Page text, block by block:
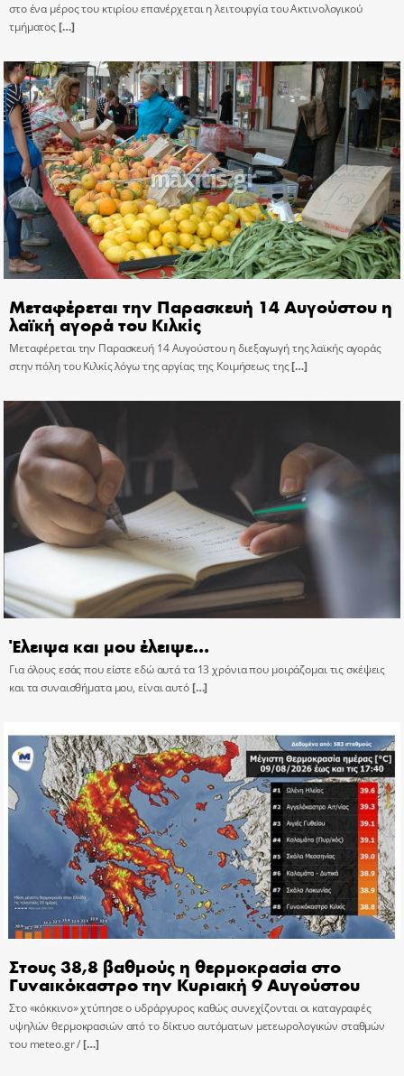
στο ένα μέρος του κτιρίου επανέρχεται η λειτουργία του Ακτινολογικού
τμήματος[…]
Μεταφέρεται την Παρασκευή 14 Αυγούστου η
λαϊκή αγορά του Κιλκίς
Μεταφέρεται την Παρασκευή 14 Αυγούστου η διεξαγωγή της λαϊκής αγοράς
στην πόλη του Κιλκίς λόγω της αργίας της Κοιμήσεως της[…]
Έλειψα και μου έλειψε…
Για όλους εσάς που είστε εδώ αυτά τα 13 χρόνια που μοιράζομαι τις σκέψεις
και τα συναισθήματα μου, είναι αυτό[…]
Στους 38,8 βαθμούς η θερμοκρασία στο
Γυναικόκαστρο την Κυριακή 9 Αυγούστου
Στο «κόκκινο» χτύπησε ο υδράργυρος καθώς συνεχίζονται οι καταγραφές
υψηλών θερμοκρασιών από το δίκτυο αυτόματων μετεωρολογικών σταθμών
του meteo.gr /[…]